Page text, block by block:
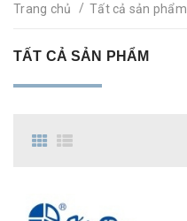
Trang chủ / Tất cả sản phẩm
TẤT CẢ SẢN PHẨM